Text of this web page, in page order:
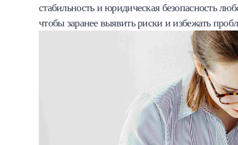
Халва
Мобильный банк MOBY
Потребительский кредит
стабильность и юридическая безопасность
чтобы заранее выявить риски и избежать